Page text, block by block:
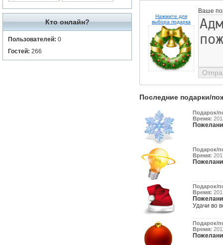
Кто онлайн?
Пользователей: 0
Гостей: 266
Нажмите для
выбора подарка
Ваше
Последние подарки/
Подарок/
Время:
Подарок/
Время:
Подарок/
Время:
Удачи во
Подарок/
Время: